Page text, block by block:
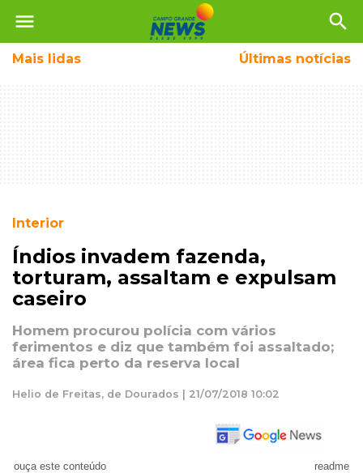
menu search
Mais lidas Últimas notícias
Interior
Índios invadem fazenda,
torturam, assaltam e expulsam
caseiro
Homem procurou polícia com vários
ferimentos e diz que também foi assaltado;
área fica perto da reserva local
Helio de Freitas, de Dourados | 21/07/2018 10:02
ouça este conteúdo readme